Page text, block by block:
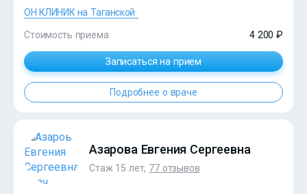
?>
ОН КЛИНИК на Таганской
Стоимость приема 4 200 ₽
Записаться на прием
Подробнее о враче
Азарова Евгения Сергеевна
Стаж 15 лет, 77 отзывов